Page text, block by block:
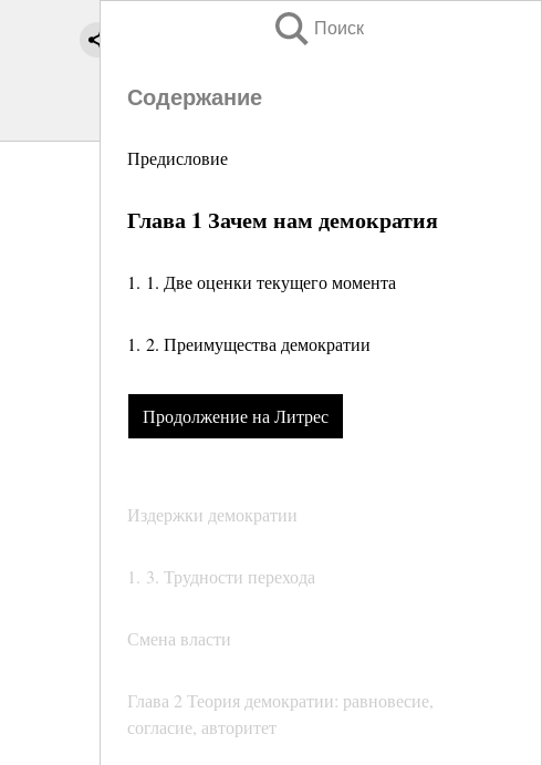
Поиск
Содержание
Предисловие
Глава 1 Зачем нам демократия
1. 1. Две оценки текущего момента
1. 2. Преимущества демократии
Продолжение на Литрес
Издержки демократии
1. 3. Трудности перехода
Смена власти
Глава 2 Теория демократии: равновесие,
согласие, авторитет